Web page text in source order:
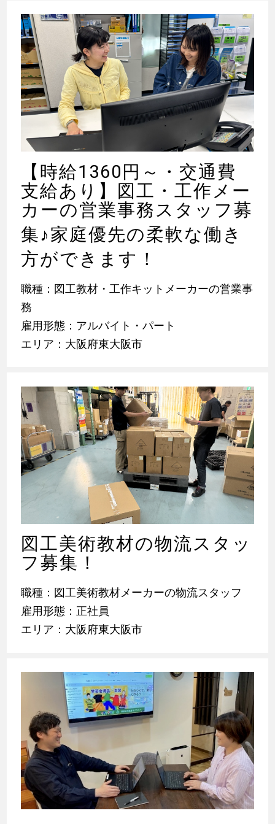
【時給1360円～・交通費
支給あり】図工・工作メー
カーの営業事務スタッフ募
集♪家庭優先の柔軟な働き
方ができます！
職種：図工教材・工作キットメーカーの営業事
務
雇用形態：アルバイト・パート
エリア：大阪府東大阪市
図工美術教材の物流スタッ
フ募集！
職種：図工美術教材メーカーの物流スタッフ
雇用形態：正社員
エリア：大阪府東大阪市